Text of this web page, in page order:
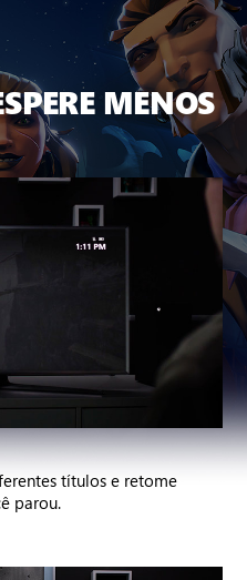
MENOS
títulos e retome
parou.